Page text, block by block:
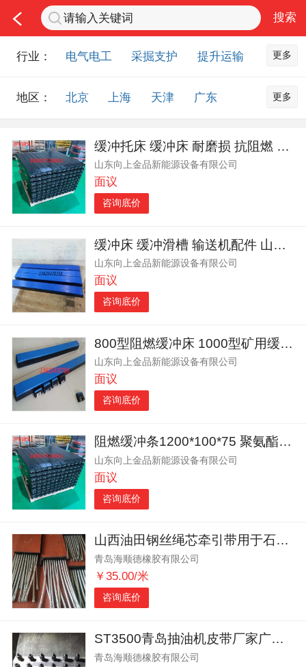
行业： 电气电工 采掘支护
提升运输
排水设备
钻探设备
非金属品
化工化学
安防设备
矿用物资
应急救援
农业机械
交通机械
更多
地区： 北京 上海 天津
广东
山东
内蒙古 黑龙江
吉林
辽宁
江苏 浙江
湖北
湖南
安徽
江西
陕西
云南
西藏 甘肃
青海
宁夏
海南 新疆
台湾
香港
澳门
更多
缓冲托床 缓冲床 耐磨损 抗阻燃 山东向上金品欢迎您
山东向上金品新能源设备有限公司
面议
咨询底价
缓冲床 缓冲滑槽 输送机配件 山东向上金品生产
山东向上金品新能源设备有限公司
面议
咨询底价
800型阻燃缓冲床 1000型矿用缓冲床 厂家缓冲床
山东向上金品新能源设备有限公司
面议
咨询底价
阻燃缓冲条1200*100*75 聚氨酯缓冲条 矿用缓冲条
山东向上金品新能源设备有限公司
面议
咨询底价
山西油田钢丝绳芯牵引带用于石油机械牵引
青岛海顺德橡胶有限公司
￥35.00/米
咨询底价
ST3500青岛抽油机皮带厂家广泛用于石油机械
青岛海顺德橡胶有限公司